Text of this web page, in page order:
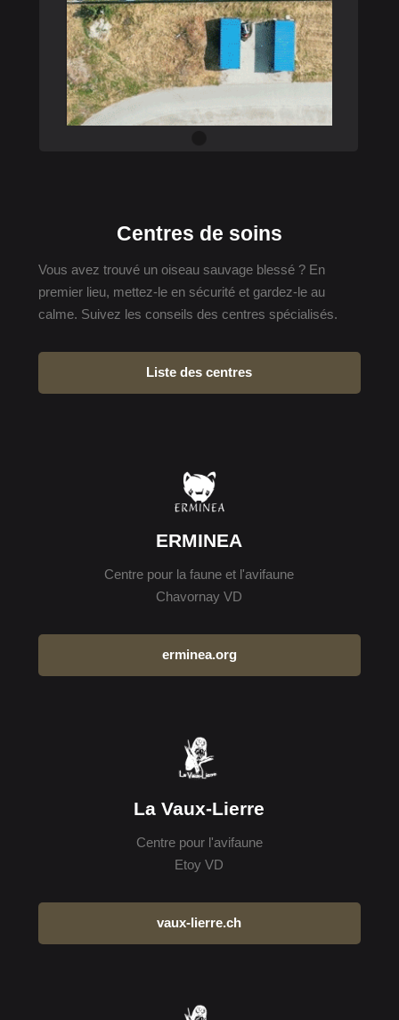
Centres de soins
Vous avez trouvé un oiseau sauvage blessé ? En
premier lieu, mettez-le en sécurité et gardez-le au
calme. Suivez les conseils des centres spécialisés.
Liste des centres
ERMINEA
Centre pour la faune et l'avifaune
Chavornay VD
erminea.org
La Vaux-Lierre
Centre pour l'avifaune
Etoy VD
vaux-lierre.ch